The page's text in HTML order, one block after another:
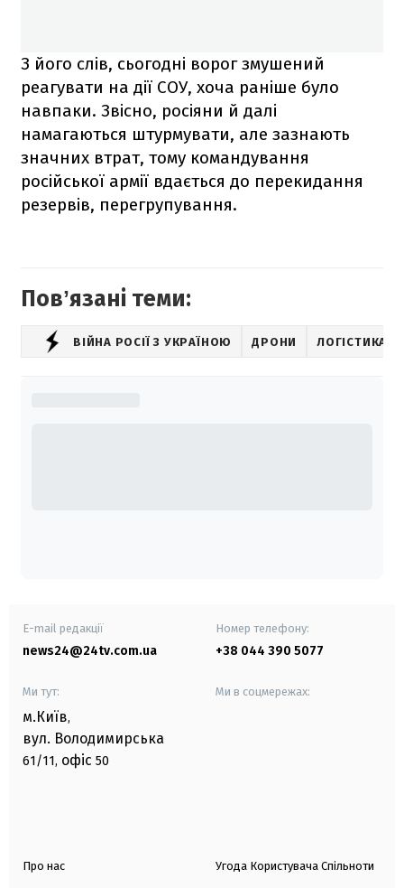
З його слів, сьогодні ворог змушений
реагувати на дії СОУ, хоча раніше було
навпаки. Звісно, росіяни й далі
намагаються штурмувати, але зазнають
значних втрат, тому командування
російської армії вдається до перекидання
резервів, перегрупування.
Повʼязані теми:
ВІЙНА РОСІЇ З УКРАЇНОЮ ДРОНИ ЛОГІСТИКА
E-mail редакції
news24@24tv.com.ua
Номер телефону:
+38 044 390 5077
Ми тут:
м.Київ,
вул. Володимирська
61/11, офіс 50
Ми в соцмережах:
Про нас Угода Користувача Спільноти